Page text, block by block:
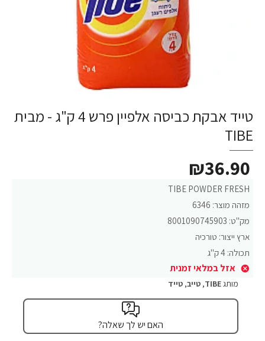
טייד אבקת כביסה אלפיין פרש 4 ק"ג - מבית
TIBE
TIBE POWDER FRESH
מזהה מוצר: 6346
מק"ט: 8001090745903
ארץ ייצור: טורכיה
תכולה: 4 ק"ג
אזל במלאי זמנית
₪36.90
מותגTIBE
, טייב, טייד
האם יש לך שאלה?